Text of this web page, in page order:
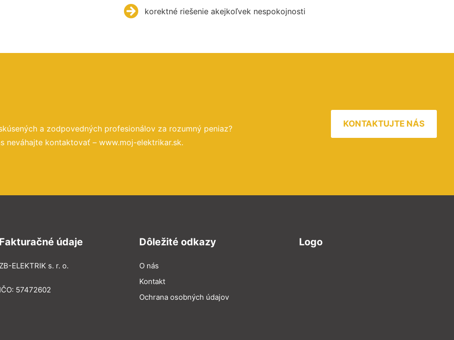
korektné riešenie akejkoľvek nespokojnosti
a zodpovedných profesionálov za rozumný peniaz?
neváhajte kontaktovať – www.moj-elektrikar.sk.
KONTAKTUJTE NÁS
Fakturačné údaje
ZB-ELEKTRIK s. r. o.
IČO: 57472602
Dôležité odkazy
O nás
Kontakt
Ochrana osobných údajov
Logo